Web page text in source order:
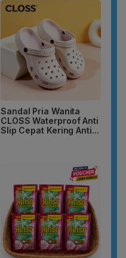
Sandal Pria Wanita
CLOSS Waterproof Anti
Slip Cepat Kering Anti...